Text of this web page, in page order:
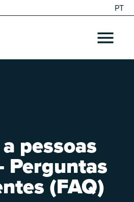
PT
OPEN
pessoas
Perguntas
(FAQ)